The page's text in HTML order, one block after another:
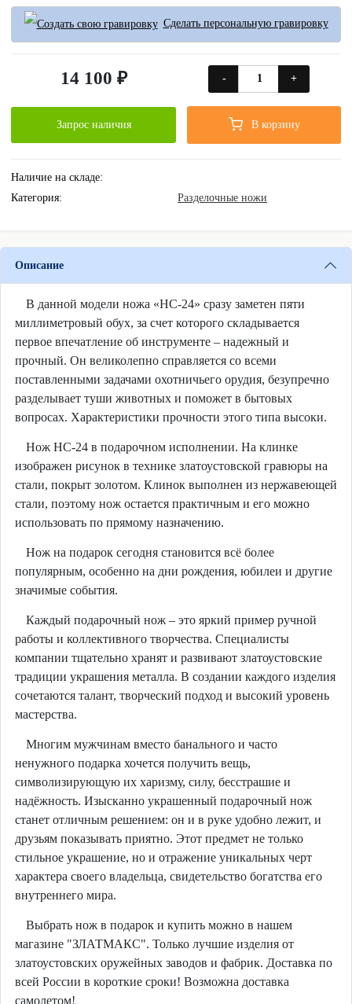
Сделать персональную гравировку
14 100 ₽ - +
Запрос наличия В корзину
Наличие на складе:
Категория:
Разделочные ножи
Описание
В данной модели ножа «НС-24» сразу заметен пяти
миллиметровый обух, за счет которого складывается
первое впечатление об инструменте – надежный и
прочный. Он великолепно справляется со всеми
поставленными задачами охотничьего орудия, безупречно
разделывает туши животных и поможет в бытовых
вопросах. Характеристики прочности этого типа высоки.
Нож НС-24 в подарочном исполнении. На клинке
изображен рисунок в технике златоустовской гравюры на
стали, покрыт золотом. Клинок выполнен из нержавеющей
стали, поэтому нож остается практичным и его можно
использовать по прямому назначению.
Нож на подарок сегодня становится всё более
популярным, особенно на дни рождения, юбилеи и другие
значимые события.
Каждый подарочный нож – это яркий пример ручной
работы и коллективного творчества. Специалисты
компании тщательно хранят и развивают златоустовские
традиции украшения металла. В создании каждого изделия
сочетаются талант, творческий подход и высокий уровень
мастерства.
Многим мужчинам вместо банального и часто
ненужного подарка хочется получить вещь,
символизирующую их харизму, силу, бесстрашие и
надёжность. Изысканно украшенный подарочный нож
станет отличным решением: он и в руке удобно лежит, и
друзьям показывать приятно. Этот предмет не только
стильное украшение, но и отражение уникальных черт
характера своего владельца, свидетельство богатства его
внутреннего мира.
Выбрать нож в подарок и купить можно в нашем
магазине "ЗЛАТМАКС". Только лучшие изделия от
златоустовских оружейных заводов и фабрик. Доставка по
всей России в короткие сроки! Возможна доставка
самолетом!